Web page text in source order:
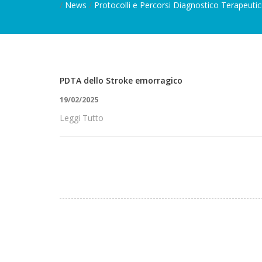
/ News / Protocolli e Percorsi Diagnostico Terapeutici
PDTA dello Stroke emorragico
19/02/2025
Leggi Tutto